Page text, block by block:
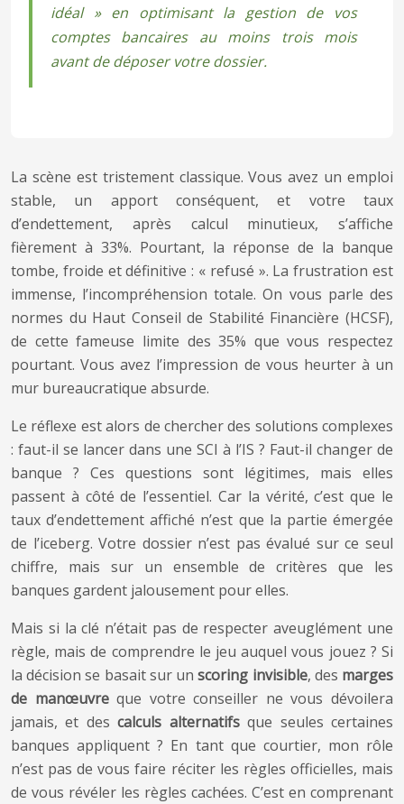
idéal » en optimisant la gestion de vos
comptes bancaires au moins trois mois
avant de déposer votre dossier.
La scène est tristement classique. Vous avez un emploi
stable, un apport conséquent, et votre taux
d’endettement, après calcul minutieux, s’affiche
fièrement à 33%. Pourtant, la réponse de la banque
tombe, froide et définitive : « refusé ». La frustration est
immense, l’incompréhension totale. On vous parle des
normes du Haut Conseil de Stabilité Financière (HCSF),
de cette fameuse limite des 35% que vous respectez
pourtant. Vous avez l’impression de vous heurter à un
mur bureaucratique absurde.
Le réflexe est alors de chercher des solutions complexes
: faut-il se lancer dans une SCI à l’IS ? Faut-il changer de
banque ? Ces questions sont légitimes, mais elles
passent à côté de l’essentiel. Car la vérité, c’est que le
taux d’endettement affiché n’est que la partie émergée
de l’iceberg. Votre dossier n’est pas évalué sur ce seul
chiffre, mais sur un ensemble de critères que les
banques gardent jalousement pour elles.
Mais si la clé n’était pas de respecter aveuglément une
règle, mais de comprendre le jeu auquel vous jouez ? Si
la décision se basait sur unscoring invisible, des marges
de manœuvreque votre conseiller ne vous dévoilera
jamais, et descalculs alternatifsque seules certaines
banques appliquent ? En tant que courtier, mon rôle
n’est pas de vous faire réciter les règles officielles, mais
de vous révéler les règles cachées. C’est en comprenant